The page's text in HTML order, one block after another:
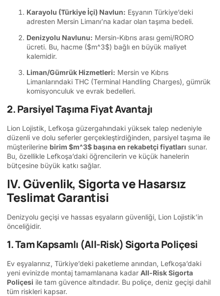
Karayolu (Türkiye İçi) Navlun: Eşyanın Türkiye’deki
adresten Mersin Limanı’na kadar olan taşıma bedeli.
Denizyolu Navlunu: Mersin-Kıbrıs arası gemi/RORO
ücreti. Bu, hacme ($m^3$) bağlı en büyük maliyet
kalemidir.
Liman/Gümrük Hizmetleri: Mersin ve Kıbrıs
Limanlarındaki THC (Terminal Handling Charges), gümrük
komisyonculuk ve evrak bedelleri.
2. Parsiyel Taşıma Fiyat Avantajı
Lion Lojistik, Lefkoşa güzergahındaki yüksek talep nedeniyle
düzenli ve dolu seferler gerçekleştirdiğinden, parsiyel taşıma ile
müşterilerine birim $m^3$ başına en rekabetçi fiyatları sunar.
Bu, özellikle Lefkoşa’daki öğrencilerin ve küçük hanelerin
bütçesine büyük katkı sağlar.
IV. Güvenlik, Sigorta ve Hasarsız
Teslimat Garantisi
Denizyolu geçişi ve hassas eşyaların güvenliği, Lion Lojistik’in
önceliğidir.
1. Tam Kapsamlı (All-Risk) Sigorta Poliçesi
Ev eşyalarınız, Türkiye’deki paketleme anından, Lefkoşa’daki
yeni evinizde montaj tamamlanana kadar All-Risk Sigorta
Poliçesi ile tam güvence altındadır. Bu poliçe, deniz geçişi dahil
tüm riskleri kapsar.